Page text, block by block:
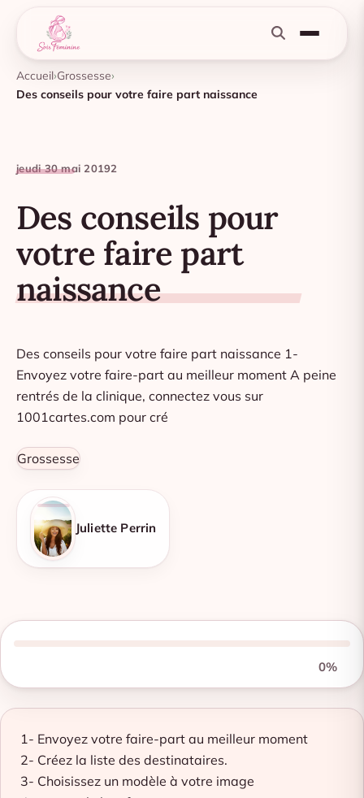
Accueil Grossesse
Des conseils pour votre faire part naissance
jeudi 30 mai 20192
Des conseils pour
votre faire part
naissance
Des conseils pour votre faire part naissance 1-
Envoyez votre faire-part au meilleur moment A peine
rentrés de la clinique, connectez vous sur
1001cartes.com pour cré
Grossesse
Juliette Perrin
0%
1- Envoyez votre faire-part au meilleur moment
2- Créez la liste des destinataires.
3- Choisissez un modèle à votre image